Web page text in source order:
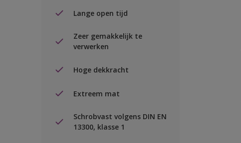
Lange open tijd
Zeer gemakkelijk te
verwerken
Hoge dekkracht
Extreem mat
Schrobvast volgens DIN EN
13300, klasse 1